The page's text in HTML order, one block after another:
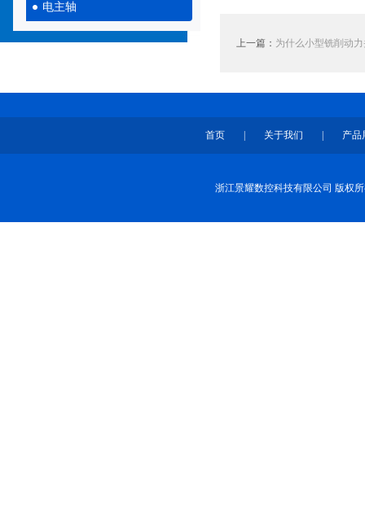
电主轴
上一篇： 为什么小型铣削动
首页 关于我们 产品
浙江景耀数控科技有限公司 版权